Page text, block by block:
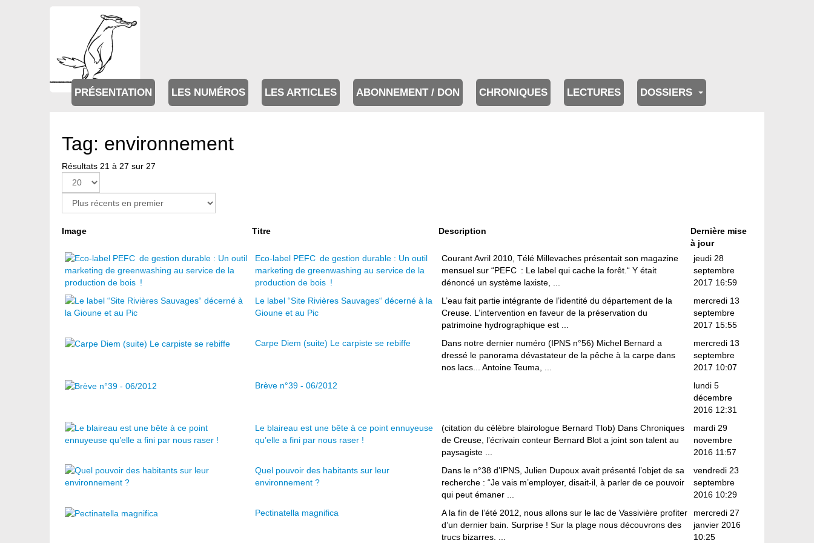
PRÉSENTATION LES NUMÉROS LES ARTICLES ABONNEMENT / DON CHRONIQUES LECTURES DOSSIERS
Tag: environnement
Résultats 21 à 27 sur 27
Image Titre Description
Dernière mise
à jour
Eco-label PEFC de gestion durable : Un outil
marketing de greenwashing au service de la
production de bois !
Courant Avril 2010, Télé Millevaches présentait son magazine
mensuel sur “PEFC : Le label qui cache la forêt.“ Y était
dénoncé un système laxiste, ...
jeudi 28
septembre
2017 16:59
Le label “Site Rivières Sauvages“ décerné à la
Gioune et au Pic
L’eau fait partie intégrante de l’identité du département de la
Creuse. L’intervention en faveur de la préservation du
patrimoine hydrographique est ...
mercredi 13
septembre
2017 15:55
Carpe Diem (suite) Le carpiste se rebiffe
Dans notre dernier numéro (IPNS n°56) Michel Bernard a
dressé le panorama dévastateur de la pêche à la carpe dans
nos lacs... Antoine Teuma, ...
mercredi 13
septembre
2017 10:07
Brève n°39 - 06/2012
lundi 5
décembre
2016 12:31
Le blaireau est une bête à ce point ennuyeuse
qu’elle a fini par nous raser !
(citation du célèbre blairologue Bernard Tlob) Dans Chroniques
de Creuse, l’écrivain conteur Bernard Blot a joint son talent au
paysagiste ...
mardi 29
novembre
2016 11:57
Quel pouvoir des habitants sur leur
environnement ?
Dans le n°38 d’IPNS, Julien Dupoux avait présenté l’objet de sa
recherche : “Je vais m’employer, disait-il, à parler de ce pouvoir
qui peut émaner ...
vendredi 23
septembre
2016 10:29
Pectinatella magnifica
A la fin de l’été 2012, nous allons sur le lac de Vassivière profiter
d’un dernier bain. Surprise ! Sur la plage nous découvrons des
trucs bizarres. ...
mercredi 27
janvier 2016
10:25